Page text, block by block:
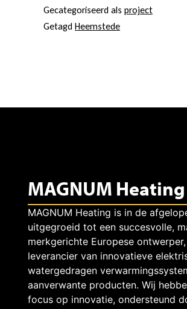
Gecategoriseerd als project
Getagd Heemstede
MAGNUM Heating
MAGNUM Heating is in de
uitgegroeid tot een succesvolle,
merkgerichte Europese
leverancier van innovatieve
watergedragen
aanverwante producten. Wij
focus op innovatie, ondersteund